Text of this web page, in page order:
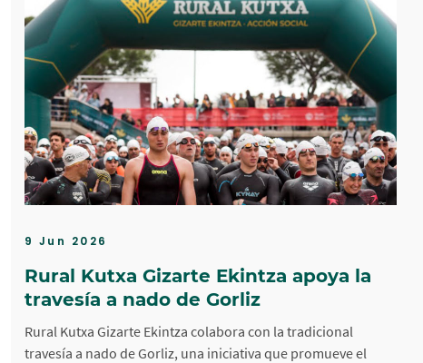
9 Jun 2026
Rural Kutxa Gizarte Ekintza apoya la
travesía a nado de Gorliz
Rural Kutxa Gizarte Ekintza colabora con la tradicional
travesía a nado de Gorliz, una iniciativa que promueve el